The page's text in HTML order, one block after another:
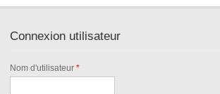
Connexion utilisateur
Nom d'utilisateur*